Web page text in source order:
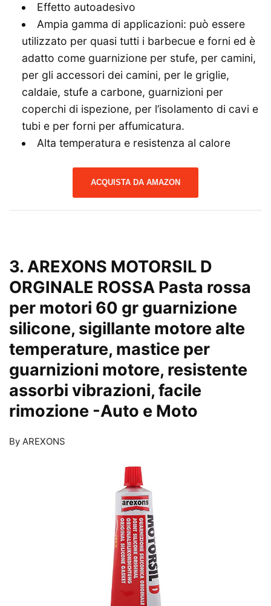
Effetto autoadesivo
Ampia gamma di applicazioni: può essere
utilizzato per quasi tutti i barbecue e forni ed è
adatto come guarnizione per stufe, per camini,
per gli accessori dei camini, per le griglie,
caldaie, stufe a carbone, guarnizioni per
coperchi di ispezione, per l’isolamento di cavi e
tubi e per forni per affumicatura.
Alta temperatura e resistenza al calore
ACQUISTA DA AMAZON
3. AREXONS MOTORSIL D
ORGINALE ROSSA Pasta rossa
per motori 60 gr guarnizione
silicone, sigillante motore alte
temperature, mastice per
guarnizioni motore, resistente
assorbi vibrazioni, facile
rimozione -Auto e Moto
By AREXONS